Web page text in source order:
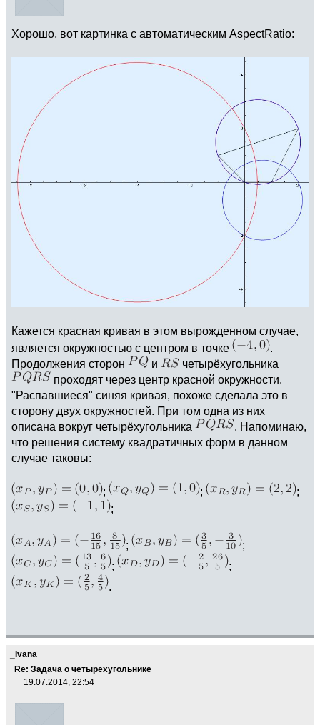
Хорошо, вот картинка с автоматическим AspectRatio:
Кажется красная кривая в этом вырожденном случае,
является окружностью с центром в точке
.
Продолжения сторон
и
четырёхугольника
проходят через центр красной окружности.
"Распавшиеся" синяя кривая, похоже сделала это в
сторону двух окружностей. При том одна из них
описана вокруг четырёхугольника
. Напоминаю,
что решения систему квадратичных форм в данном
случае таковы:
; ;
;
;
;
;
;
;
.
_Ivana
Re: Задача о четырехугольнике
19.07.2014, 22:54